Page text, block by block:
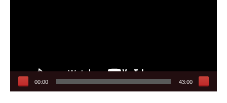
00:00 43:00